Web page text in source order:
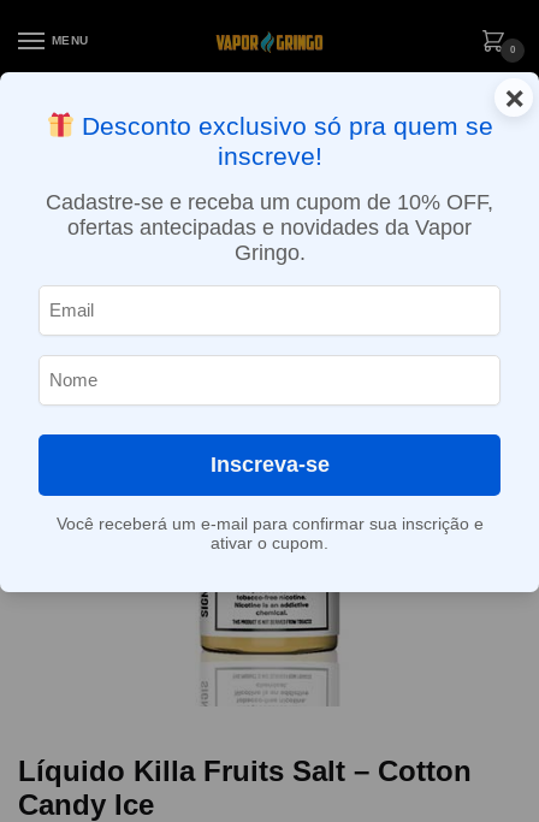
MENU
0
ENTREGA NO MESMO DIA EM SÃO PAULO (SEG A SEX): PEDIDOS
APROVADOS ATÉ 15:30 VIA MOTOBOY
Líquido Killa Fruits Salt – Cotton
Candy Ice
×
Desconto exclusivo só pra quem se
inscreve!
Cadastre-se e receba um cupom de 10% OFF,
ofertas antecipadas e novidades da Vapor
Gringo.
Inscreva-se
Você receberá um e-mail para confirmar sua inscrição e
ativar o cupom.